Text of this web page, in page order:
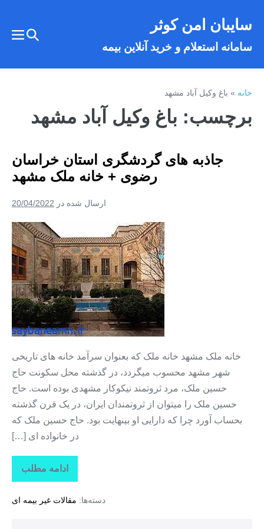
سایبان امن کوثر
سامانه استعلام و خرید آنلاین بیمه
تغییر
خانه»باغ وکیل آباد مشهد
برچسب: باغ وکیل آباد مشهد
جاذبه های گردشگری استان خراسان
رضوی + خانه ملک مشهد
ارسال شده در 20/04/2022
جاذبه
های
گردشگری
استان
خراسان
رضوی
+
ملک
مشهد
خانه ملک مشهد خانه ملک که بعنوان سرآمد خانه های تاریخی
شهر مشهد محسوب میگردد، در گذشته محل سکونت حاج
حسین ملک، مرد ثروتمند نیکوکار مشهدی بوده است. حاج
حسین ملک را میتوان از ثروتمندان ایران، در یک قرن گذشته
بحساب آورد چرا که دارایی او بینهایت بود. حاج حسین ملک که
در خانواده ای […]
ادامه مطلب
جاذبه
های
استان
دسته‌ها: مقالات غیر بیمه ای